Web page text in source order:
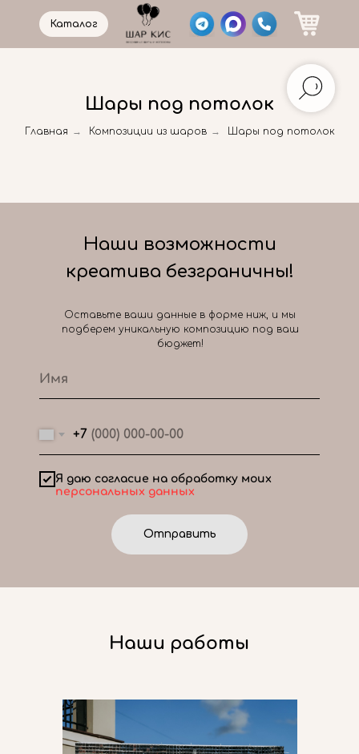
Каталог
Шары под потолок
Главная → Композиции из шаров → Шары под потолок
+7
Я даю согласие на обработку моих
персональных данных
Отправить
Наши возможности
креатива безграничны!
Оставьте ваши данные в форме ниж, и мы
подберем уникальную композицию под ваш
бюджет!
Наши работы